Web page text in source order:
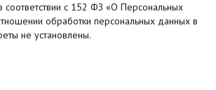
соответствии с 152 ФЗ «О Персональных
обработки персональных данных в
не установлены.